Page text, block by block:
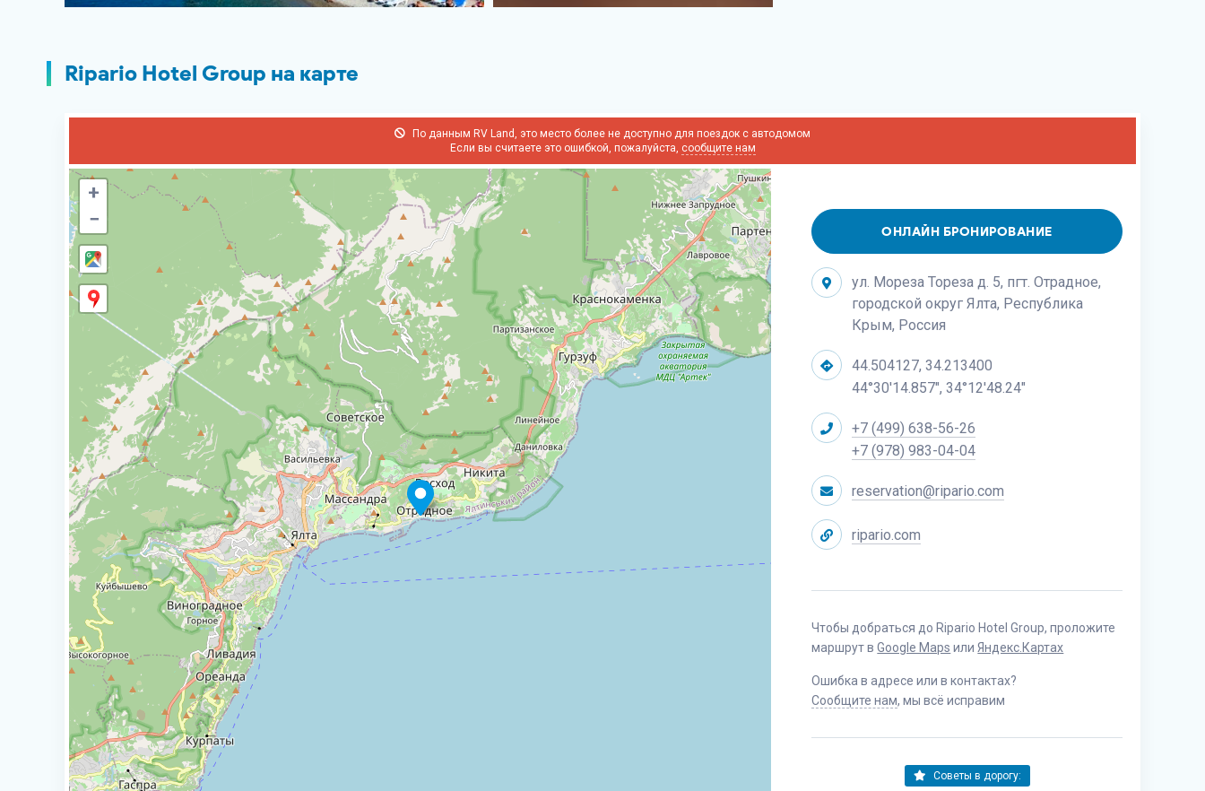
Ripario Hotel Group на карте
По данным RV Land, это место более не доступно для поездок с автодомом
Если вы считаете это ошибкой, пожалуйста, сообщите нам
+
−
ОНЛАЙН БРОНИРОВАНИЕ
ул. Мореза Тореза д. 5, пгт. Отрадное,
городской округ Ялта, Республика
Крым, Россия
44.504127, 34.213400
44°30'14.857", 34°12'48.24"
+7 (499) 638-56-26
+7 (978) 983-04-04
reservation@ripario.com
ripario.com
Чтобы добраться до Ripario Hotel Group, проложите
маршрут вGoogle Maps илиЯндекс.Картах
Ошибка в адресе или в контактах?
Сообщите нам, мы всё исправим
Советы в дорогу: